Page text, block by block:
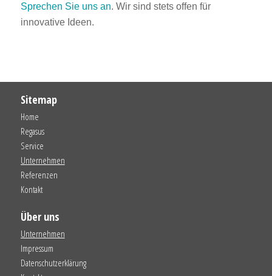
Sprechen Sie uns an. Wir sind stets offen für
innovative Ideen.
Sitemap
Home
Regasus
Service
Unternehmen
Referenzen
Kontakt
Über uns
Unternehmen
Impressum
Datenschutzerklärung